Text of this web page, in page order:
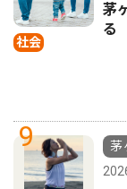
社会
茅
る
9
茅